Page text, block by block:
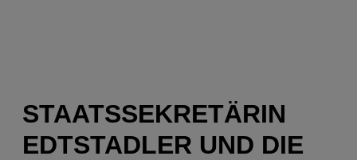
STAATSSEKRETÄRIN
EDTSTADLER UND DIE